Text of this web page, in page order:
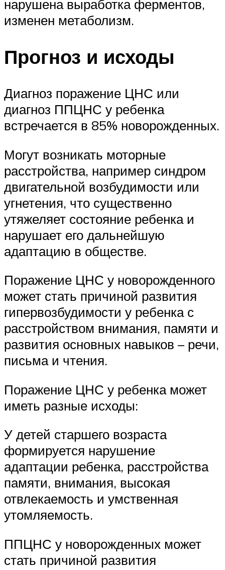
нарушена выработка ферментов,
изменен метаболизм.
Прогноз и исходы
Диагноз поражение ЦНС или
диагноз ППЦНС у ребенка
встречается в 85% новорожденных.
Могут возникать моторные
расстройства, например синдром
двигательной возбудимости или
угнетения, что существенно
утяжеляет состояние ребенка и
нарушает его дальнейшую
адаптацию в обществе.
Поражение ЦНС у новорожденного
может стать причиной развития
гипервозбудимости у ребенка с
расстройством внимания, памяти и
развития основных навыков – речи,
письма и чтения.
Поражение ЦНС у ребенка может
иметь разные исходы:
У детей старшего возраста
формируется нарушение
адаптации ребенка, расстройства
памяти, внимания, высокая
отвлекаемость и умственная
утомляемость.
ППЦНС у новорожденных может
стать причиной развития